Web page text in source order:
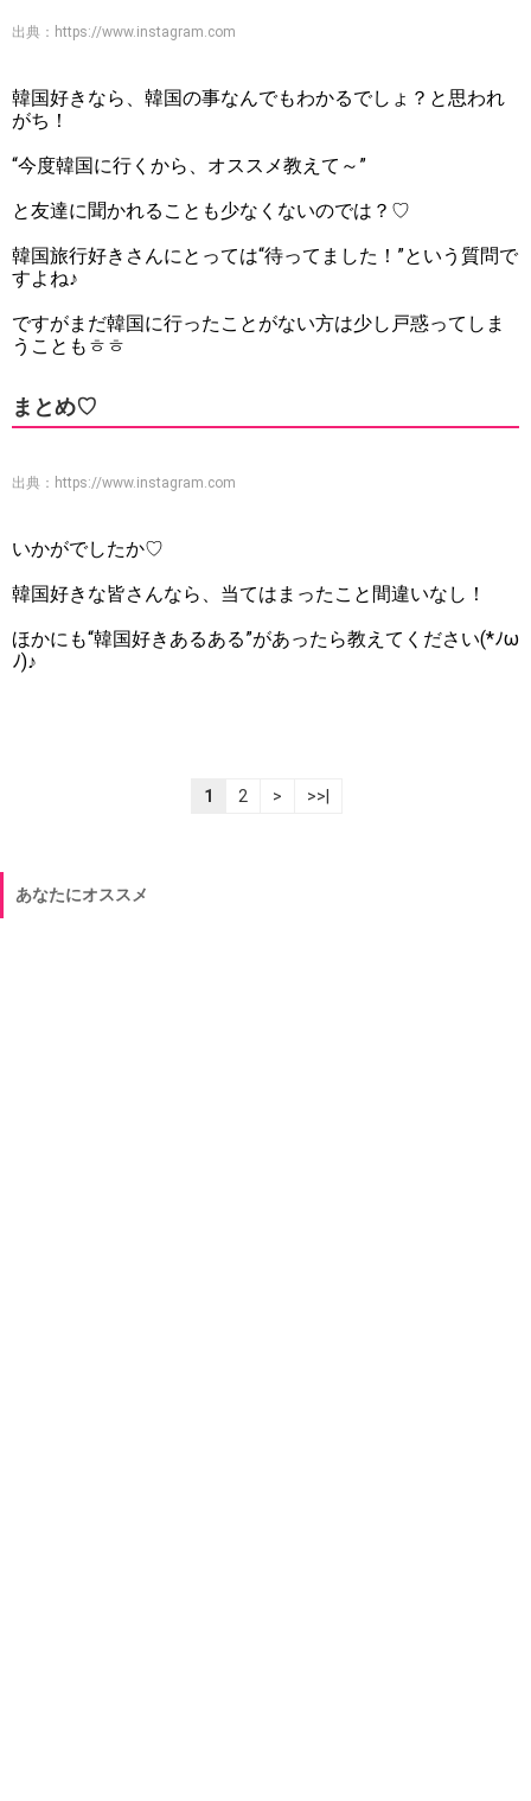
出典： https://www.instagram.com
韓国好きなら、韓国の事なんでもわかるでしょ？と思われ
がち！
“今度韓国に行くから、オススメ教えて～”
と友達に聞かれることも少なくないのでは？♡
韓国旅行好きさんにとっては“待ってました！”という質問で
すよね♪
ですがまだ韓国に行ったことがない方は少し戸惑ってしま
うこともㅎㅎ
まとめ♡
出典： https://www.instagram.com
いかがでしたか♡
韓国好きな皆さんなら、当てはまったこと間違いなし！
ほかにも“韓国好きあるある”があったら教えてください(*ﾉω
ﾉ)♪
1 2 > >>|
あなたにオススメ